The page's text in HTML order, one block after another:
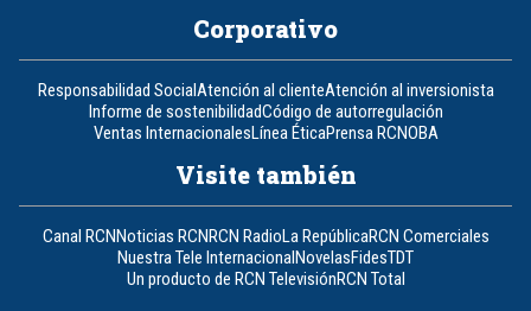
Corporativo
Responsabilidad SocialAtención al clienteAtención al inversionista
Informe de sostenibilidadCódigo de autorregulación
Ventas InternacionalesLínea ÉticaPrensa RCNOBA
Visite también
Canal RCNNoticias RCNRCN RadioLa RepúblicaRCN Comerciales
Nuestra Tele InternacionalNovelasFidesTDT
Un producto de RCN TelevisiónRCN Total